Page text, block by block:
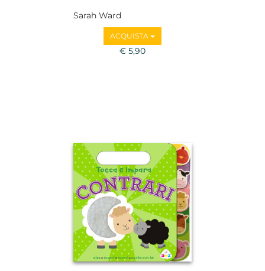
Sarah Ward
ACQUISTA
€ 5,90